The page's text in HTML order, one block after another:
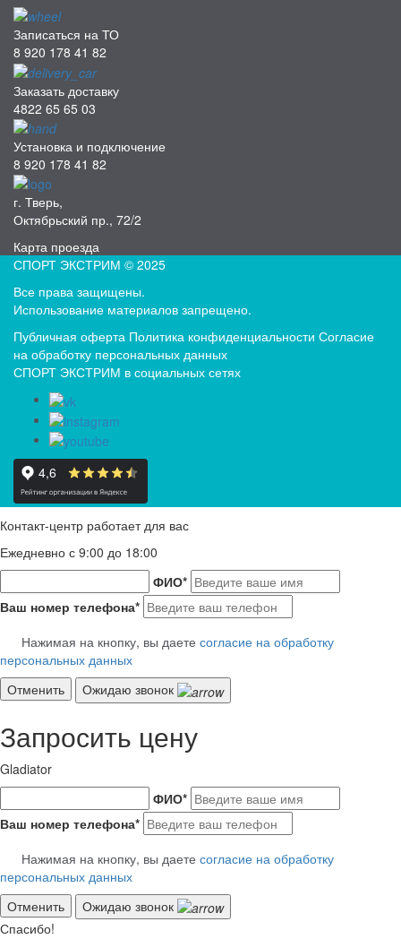
Записаться на ТО
8 920 178 41 82
Заказать доставку
4822 65 65 03
Установка и подключение
8 920 178 41 82
г. Тверь,
Октябрьский пр., 72/2
Карта проезда
СПОРТ ЭКСТРИМ © 2025
Все права защищены.
Использование материалов запрещено.
Публичная оферта Политика конфиденциальности Согласие
на обработку персональных данных
СПОРТ ЭКСТРИМ в социальных сетях
Контакт-центр работает для вас
Ежедневно с 9:00 до 18:00
ФИО*
Ваш номер телефона*
Нажимая на кнопку, вы даете согласие на обработку
персональных данных
Отменить
Ожидаю звонок
Запросить цену
Gladiator
ФИО*
Ваш номер телефона*
Нажимая на кнопку, вы даете согласие на обработку
персональных данных
Отменить
Ожидаю звонок
Спасибо!